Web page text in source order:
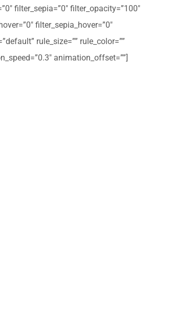
filter_sepia=”0″ filter_opacity=”100″
filter_sepia_hover=”0″
rule_size=”” rule_color=””
animation_offset=””]